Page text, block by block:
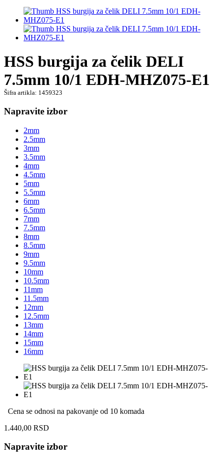
HSS burgija za čelik DELI
7.5mm 10/1 EDH-MHZ075-E1
Šifra artikla: 1459323
Napravite izbor
2mm
2.5mm
3mm
3.5mm
4mm
4.5mm
5mm
5.5mm
6mm
6.5mm
7mm
7.5mm
8mm
8.5mm
9mm
9.5mm
10mm
10.5mm
11mm
11.5mm
12mm
12.5mm
13mm
14mm
15mm
16mm
Cena se odnosi na pakovanje od 10 komada
1.440,00 RSD
Napravite izbor